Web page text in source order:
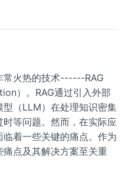
常火热的技术------RAG
）。RAG通过引入外部
（LLM）在处理知识密集
等问题。然而，在实际应
着一些关键的痛点。作为
点及其解决方案至关重